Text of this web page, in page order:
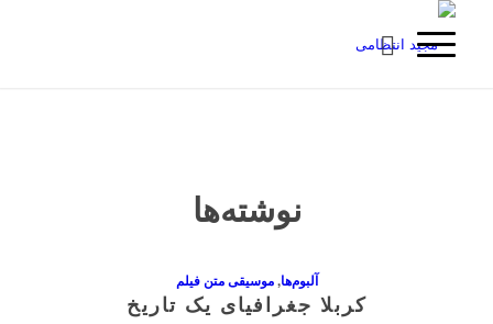
نوشته‌ها
آلبوم‌ها,موسیقی متن فیلم
کربلا جغرافیای یک تاریخ